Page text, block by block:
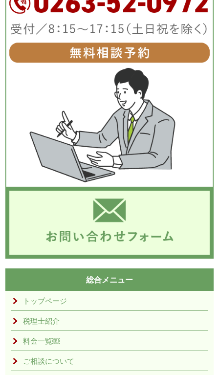
総合メニュー
トップページ
税理士紹介
料金一覧￼
ご相談について